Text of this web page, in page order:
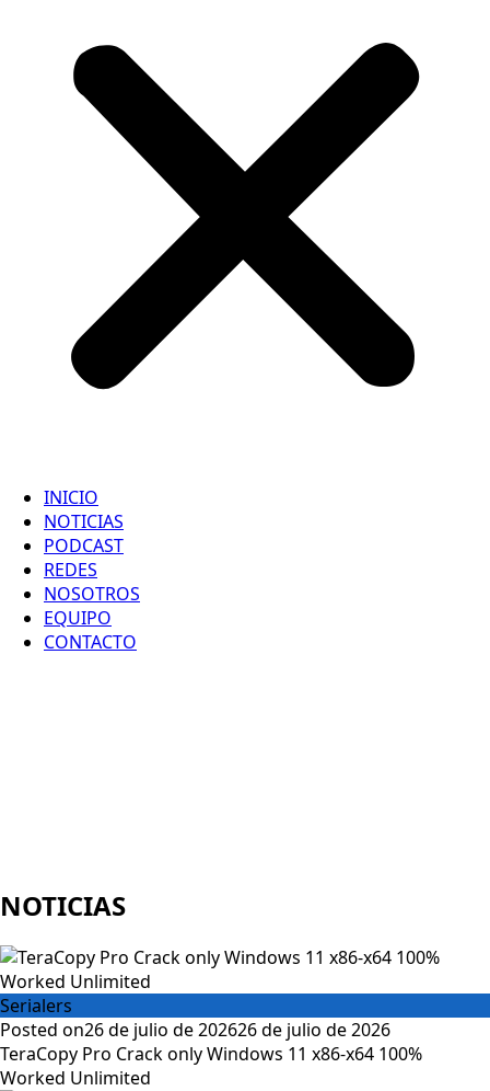
INICIO
NOTICIAS
PODCAST
REDES
NOSOTROS
EQUIPO
CONTACTO
NOTICIAS
Serialers
Posted on26 de julio de 202626 de julio de 2026
TeraCopy Pro Crack only Windows 11 x86-x64 100%
Worked Unlimited